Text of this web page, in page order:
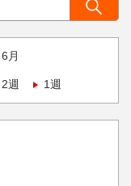
6月
2週 1週